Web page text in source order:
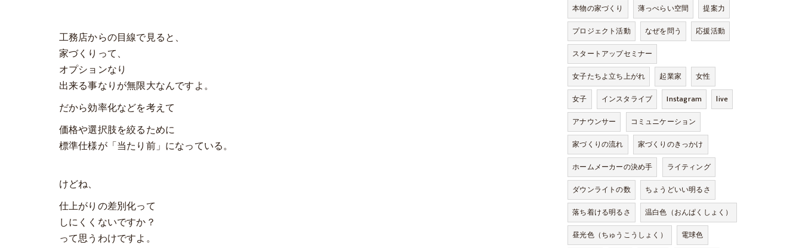
工務店からの目線で見ると、
家づくりって、
オプションなり
出来る事なりが無限大なんですよ。
だから効率化などを考えて
価格や選択肢を絞るために
標準仕様が「当たり前」になっている。
けどね、
仕上がりの差別化って
しにくくないですか？
って思うわけですよ。
本物の家づくり
薄っぺらい空間
提案力
プロジェクト活動
なぜを問う
応援活動
スタートアップセミナー
女子たちよ立ち上がれ
起業家
女性
女子
インスタライブ Instagram
live
アナウンサー
コミュニケーション
家づくりの流れ
家づくりのきっかけ
ホームメーカーの決め手
ライティング
ダウンライトの数
ちょうどいい明るさ
落ち着ける明るさ
温白色（おんぱくしょく）
昼光色（ちゅうこうしょく）
電球色